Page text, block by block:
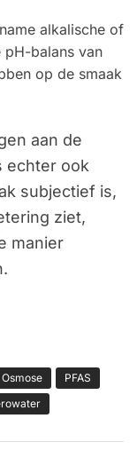
alkalische of
pH-balans van
op de smaak
aan de
echter ook
subjectief is,
ziet,
manier
Osmose
PFAS